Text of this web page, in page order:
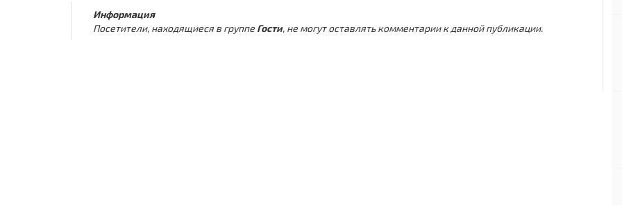
Информация
Посетители, находящиеся в группе Гости, не могут оставлять комментарии к данной публикации.